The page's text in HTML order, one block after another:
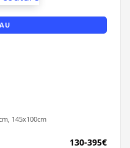
145x100cm
130-395€